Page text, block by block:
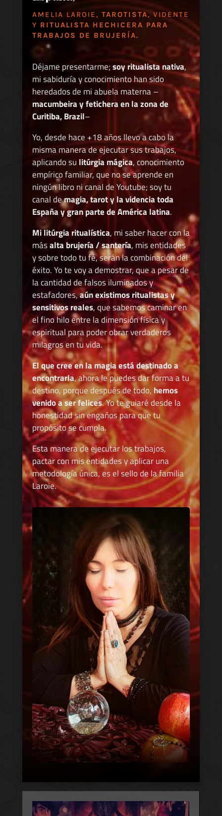
AMELIA LAROIE, TAROTISTA, VIDENTE
Y RITUALISTA HECHICERA PARA
TRABAJOS DE BRUJERÍA.
Déjame presentarme;soy ritualista nativa,
mi sabiduría y conocimiento han sido
heredados de mi abuela materna –
macumbeira y fetichera en la zona de
Curitiba, Brazil–
Yo, desde hace +18 años llevo a cabo la
misma manera de ejecutar sus trabajos,
aplicando su litúrgia mágica, conocimiento
empírico familiar, que no se aprende en
ningún libro ni canal de Youtube; soy tu
canal demagia, tarot y la videncia toda
España y gran parte de América latina.
Mi litúrgia ritualística, mi saber hacer con la
másalta brujería / santería, mis entidades
y sobre todo tu fé, serán la combinación del
éxito. Yo te voy a demostrar, que a pesar de
la cantidad de falsos iluminados y
estafadores,aún existimos ritualistas y
sensitivos reales, que sabemos caminar en
el fino hilo entre la dimensión física y
espiritual para poder obrar verdaderos
milagros en tu vida.
El que cree en la magia está destinado a
encontrarla, ahora le puedes dar forma a tu
destino, porque después de todo, hemos
venido a ser felices. Yo te guiaré desde la
honestidad sin engaños para que tu
propósito se cumpla.
Esta manera de ejecutar los trabajos,
pactar con mis entidades y aplicar una
metodología única, es el sello de la familia
Laroie.